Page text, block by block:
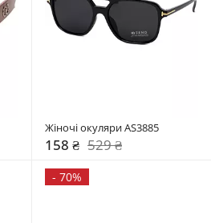
Жіночі окуляри AS3885
158 ₴ 529 ₴
- 70%